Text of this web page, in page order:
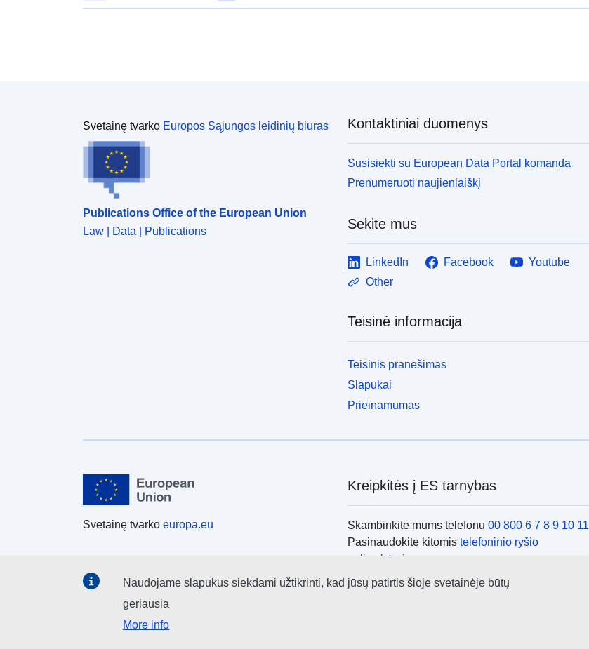
Svetainę tvarko Europos Sąjungos leidinių biuras
Publications Office of the European Union
Law | Data | Publications
Kontaktiniai duomenys
Susisiekti su European Data Portal komanda
Prenumeruoti naujienlaiškį
Sekite mus
LinkedIn Facebook
Youtube
Other
Teisinė informacija
Teisinis pranešimas
Slapukai
Prieinamumas
Svetainę tvarko europa.eu
Kreipkitės į ES tarnybas
Skambinkite mums telefonu 00 800 6 7 8 9 10 11
Pasinaudokite kitomis telefoninio ryšio
galimybėmis
Rašykite mums e. paštu naudodamiesi
forma
Naudojame slapukus siekdami užtikrinti, kad jūsų patirtis šioje svetainėje būtų
geriausia
More info